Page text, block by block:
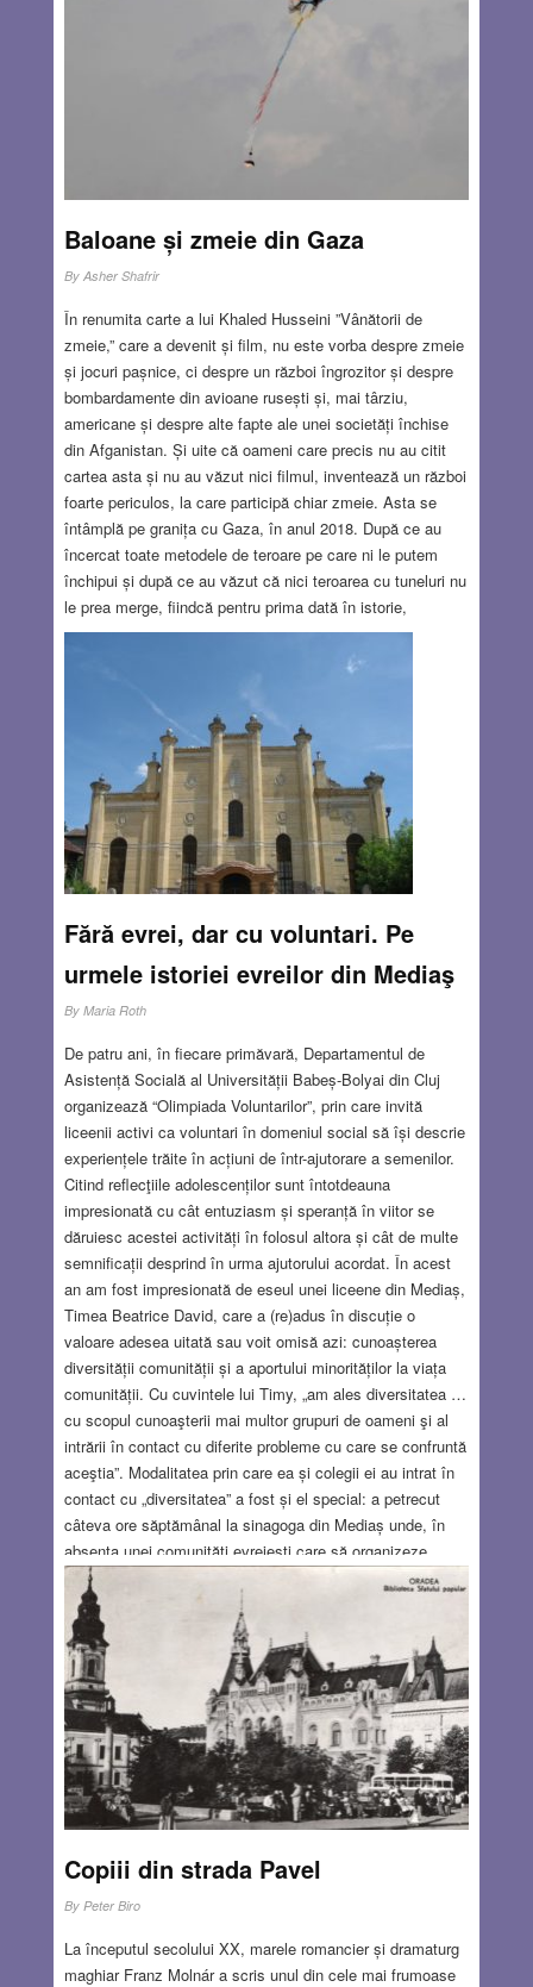
doctrine! Cu alte cuvinte, ”ai noștri” de atunci devine ”ai
noștri” și ”ai lor” aflați în dispută, al cărei fel nu îl voi
Baloane și zmeie din Gaza
By Asher Shafrir
În renumita carte a lui Khaled Husseini ”Vânătorii de
zmeie,” care a devenit și film, nu este vorba despre zmeie
și jocuri pașnice, ci despre un război îngrozitor și despre
bombardamente din avioane rusești și, mai târziu,
americane și despre alte fapte ale unei societăți închise
din Afganistan. Și uite că oameni care precis nu au citit
cartea asta și nu au văzut nici filmul, inventează un război
foarte periculos, la care participă chiar zmeie. Asta se
întâmplă pe granița cu Gaza, în anul 2018. După ce au
încercat toate metodele de teroare pe care ni le putem
închipui și după ce au văzut că nici teroarea cu tuneluri nu
le prea merge, fiindcă pentru prima dată în istorie,
israelienii au construit un mecanism (încă secret) care
descoperă tuneluri, s-au gândit să încerce prin aer. Fiind
Acest joc de copii, care pare atât de inocent, se poate
transforma într-o armă de distrugere de proprietate și chiar
o armă care să omoare.
Read more…
AUG 23, 2018 2 COMMENTS
Fără evrei, dar cu voluntari. Pe
urmele istoriei evreilor din Mediaş
By Maria Roth
De patru ani, în fiecare primăvară, Departamentul de
Asistență Socială al Universității Babeș-Bolyai din Cluj
organizează “Olimpiada Voluntarilor”, prin care invită
liceenii activi ca voluntari în domeniul social să își descrie
experiențele trăite în acțiuni de într-ajutorare a semenilor.
Citind reflecţiile adolescenților sunt întotdeauna
impresionată cu cât entuziasm și speranță în viitor se
dăruiesc acestei activități în folosul altora și cât de multe
semnificații desprind în urma ajutorului acordat. În acest
an am fost impresionată de eseul unei liceene din Mediaș,
Timea Beatrice David, care a (re)adus în discuție o
valoare adesea uitată sau voit omisă azi: cunoașterea
diversității comunității și a aportului minorităților la viața
comunității. Cu cuvintele lui Timy, „am ales diversitatea …
cu scopul cunoaşterii mai multor grupuri de oameni şi al
intrării în contact cu diferite probleme cu care se confruntă
aceştia”. Modalitatea prin care ea și colegii ei au intrat în
contact cu „diversitatea” a fost și el special: a petrecut
câteva ore săptămânal la sinagoga din Mediaș unde, în
absența unei comunități evreiești care să organizeze
activități de menținere ale propriilor tradiții culturale, o
fundație vieneză, alături de fundațiile Casa de lângă
sinagogă și Hosman Durabil au mobilizat liceenii să
salveze „lucrurile rămase în biserică, inclusiv bunurile cele
mai de preţ – sutele de cărţi uitate de timp”.
Read
more…
AUG 23, 2018 2 COMMENTS
Copiii din strada Pavel
By Peter Biro
La începutul secolului XX, marele romancier și dramaturg
maghiar Franz Molnár a scris unul din cele mai frumoase